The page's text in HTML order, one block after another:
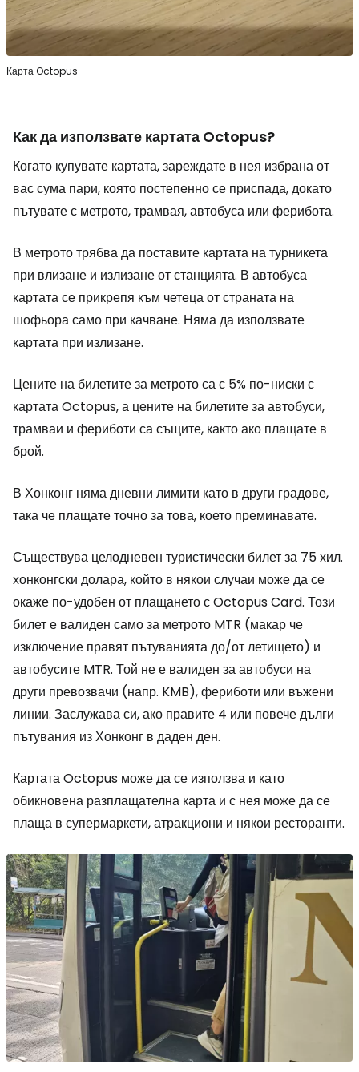
Карта Octopus
Как да използвате картата Octopus?
Когато купувате картата, зареждате в нея избрана от
вас сума пари, която постепенно се приспада, докато
пътувате с метрото, трамвая, автобуса или ферибота.
В метрото трябва да поставите картата на турникета
при влизане и излизане от станцията. В автобуса
картата се прикрепя към четеца от страната на
шофьора само при качване. Няма да използвате
картата при излизане.
Цените на билетите за метрото са с 5% по-ниски с
картата Octopus, а цените на билетите за автобуси,
трамваи и фериботи са същите, както ако плащате в
брой.
В Хонконг няма дневни лимити като в други градове,
така че плащате точно за това, което преминавате.
Съществува целодневен туристически билет за 75 хил.
хонконгски долара, който в някои случаи може да се
окаже по-удобен от плащането с Octopus Card. Този
билет е валиден само за метрото MTR (макар че
изключение правят пътуванията до/от летището) и
автобусите MTR. Той не е валиден за автобуси на
други превозвачи (напр. KMB), фериботи или въжени
линии. Заслужава си, ако правите 4 или повече дълги
пътувания из Хонконг в даден ден.
Картата Octopus може да се използва и като
обикновена разплащателна карта и с нея може да се
плаща в супермаркети, атракциони и някои ресторанти.